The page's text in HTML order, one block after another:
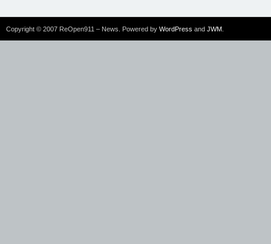
Copyright © 2007 ReOpen911 – News. Powered by WordPress and JWM